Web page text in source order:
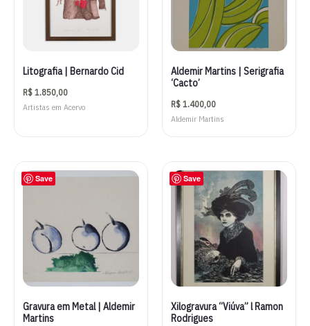
Litografia | Bernardo Cid
R$1.850,00
Artistas em Acervo
Aldemir Martins | Serigrafia
‘Cacto’
R$1.400,00
Aldemir Martins
Save
Gravura em Metal | Aldemir
Martins
Save
Xilogravura “Viúva” l Ramon
Rodrigues